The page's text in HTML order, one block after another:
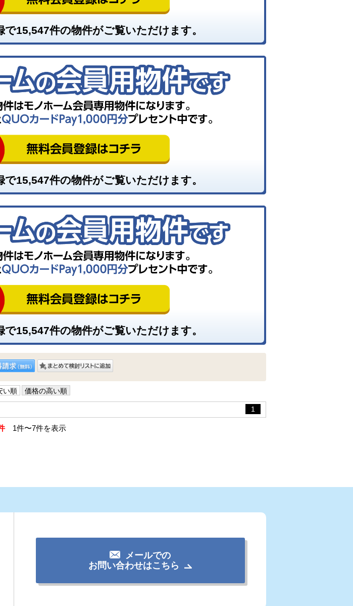
で15,547件の物件がご覧いただけます。
で15,547件の物件がご覧いただけます。
で15,547件の物件がご覧いただけます。
い順 価格の高い順
1
1件〜7件を表示
メールでの
お問い合わせはこちら